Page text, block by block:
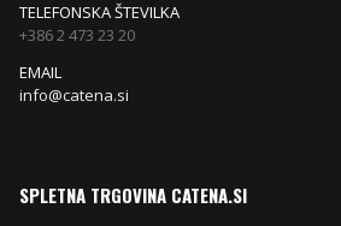
TELEFONSKA ŠTEVILKA
+386 2 473 23 20
EMAIL
info@catena.si
SPLETNA TRGOVINA CATENA.SI